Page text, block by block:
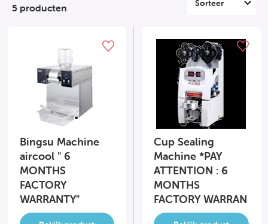
5 producten
Bingsu Machine
aircool " 6
MONTHS
FACTORY
WARRANTY"
Cup Sealing
Machine *PAY
ATTENTION : 6
MONTHS
FACTORY WARRAN